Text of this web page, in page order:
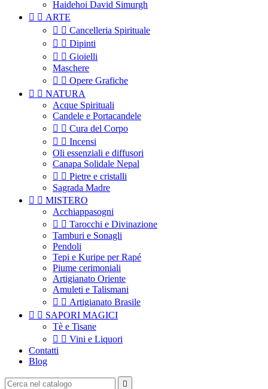
Haidehoi David Simurgh
  ARTE
  Cancelleria Spirituale
  Dipinti
  Gioielli
Maschere
  Opere Grafiche
  NATURA
Acque Spirituali
Candele e Portacandele
  Cura del Corpo
  Incensi
Oli essenziali e diffusori
Canapa Solidale Nepal
  Pietre e cristalli
Sagrada Madre
  MISTERO
Acchiappasogni
  Tarocchi e Divinazione
Tamburi e Sonagli
Pendoli
Tepi e Kuripe per Rapé
Piume cerimoniali
Artigianato Oriente
Amuleti e Talismani
  Artigianato Brasile
  SAPORI MAGICI
Tè e Tisane
  Vini e Liquori
Contatti
Blog
